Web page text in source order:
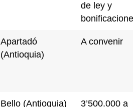
de ley y
Apartadó
(Antioquia)
A convenir
Bello (Antioquia)
3’500.000 a